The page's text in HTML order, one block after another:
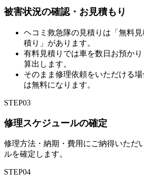
被害状況の確認・お見積もり
ヘコミ救急隊の見積りは「無料
積り」があります。
有料見積りでは車を数日お預か
算出します。
そのまま修理依頼をいただける
は無料になります。
STEP03
修理スケジュールの確定
修理方法・納期・費用にご納得いただ
ルを確定します。
STEP04